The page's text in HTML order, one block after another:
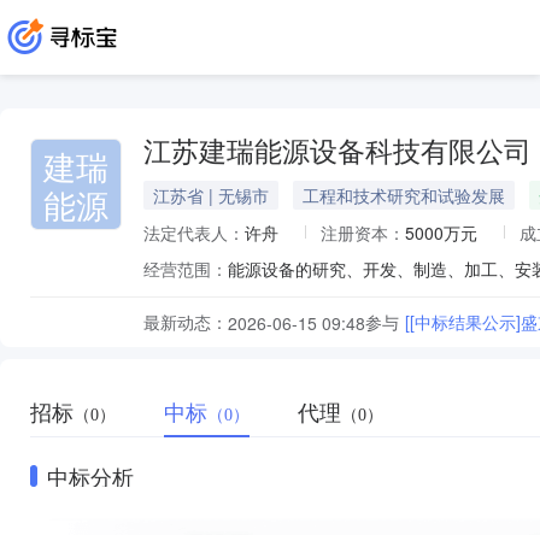
建瑞
能源
江苏建瑞能源设备科技有限公司
江苏省 | 无锡市 工程和技术研究和试验发展
法定代表人： 许舟 注册资本： 5000万元
经营范围：
最新动态： 2026-06-15 09:48参与 [[中标结果公示]
招标 （0） 中标 （0） 代理 （0）
中标分析